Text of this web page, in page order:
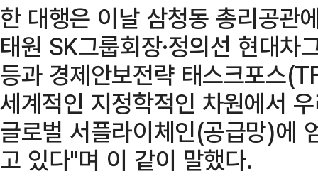
한 대행은 이날 삼청동 총리공관
태원 SK그룹회장·정의선 현대차
등과 경제안보전략 태스크포스
세계적인 지정학적인 차원에서
글로벌 서플라이체인(공급망)에
고 있다"며 이 같이 말했다.